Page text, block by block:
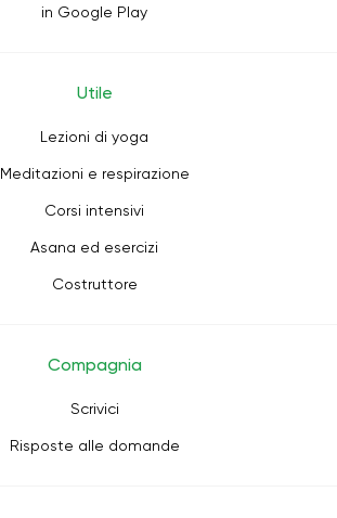
in Google Play
Utile
Lezioni di yoga
Meditazioni e respirazione
Corsi intensivi
Asana ed esercizi
Costruttore
Compagnia
Scrivici
Risposte alle domande